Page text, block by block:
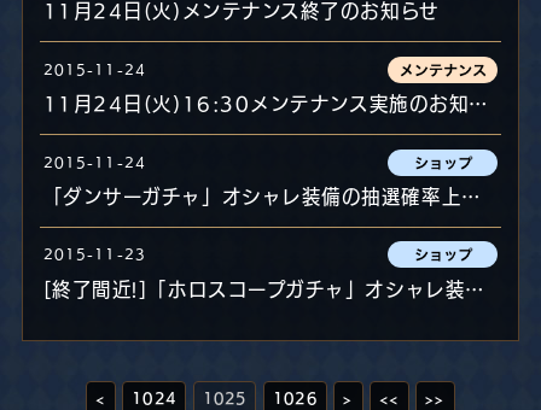
11月24日(火)メンテナンス終了のお知らせ
2015-11-24
11月24日(火)16:30メンテナンス実施のお知らせ
2015-11-24
「ダンサーガチャ」オシャレ装備の抽選確率上昇キャンペーン開催！
2015-11-23
[終了間近!]「ホロスコープガチャ」オシャレ装備の抽選確率上昇キャンペーン開催！
< 1024 1025 1026 > << >>